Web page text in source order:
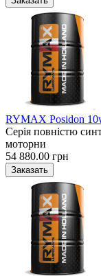
RYMAX Posidon
Серія повністю
моторни
54 880.00 грн